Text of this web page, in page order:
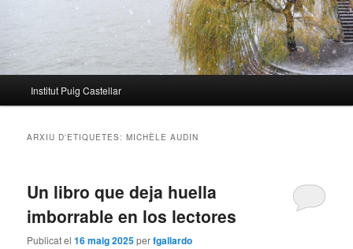
principal
Institut Puig Castellar
ARXIU D'ETIQUETES:MICHÈLE AUDIN
Un libro que deja huella
imborrable en los lectores
Publicat el16 maig 2025perfgallardo